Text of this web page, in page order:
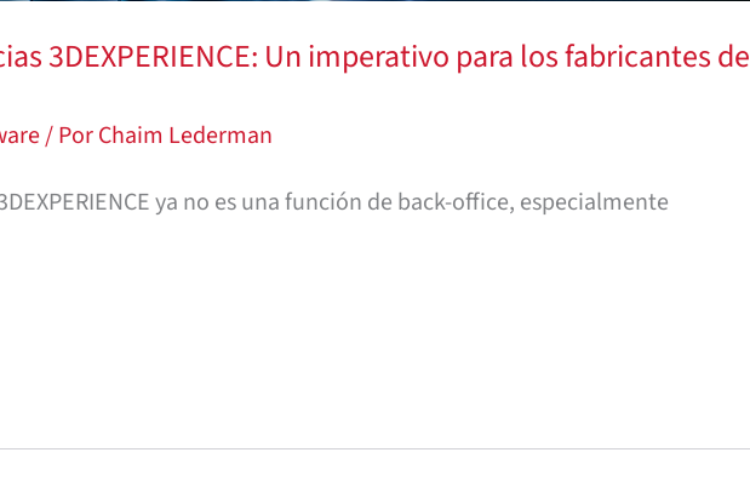
3DEXPERIENCE: Un imperativo para los fabricantes de
/ PorChaim Lederman
ya no es una función de back-office, especialmente